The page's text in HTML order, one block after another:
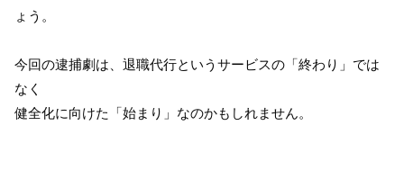
ょう。
今回の逮捕劇は、退職代行というサービスの「終わり」では
なく
健全化に向けた「始まり」なのかもしれません。